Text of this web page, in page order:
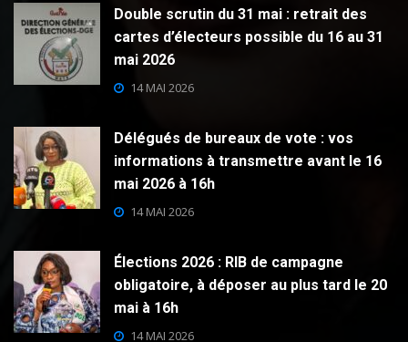
Double scrutin du 31 mai : retrait des
cartes d’électeurs possible du 16 au 31
mai 2026
14 MAI 2026
Délégués de bureaux de vote : vos
informations à transmettre avant le 16
mai 2026 à 16h
14 MAI 2026
Élections 2026 : RIB de campagne
obligatoire, à déposer au plus tard le 20
mai à 16h
14 MAI 2026